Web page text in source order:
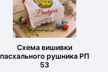
Схема вишивки
пасхального рушника РП
53